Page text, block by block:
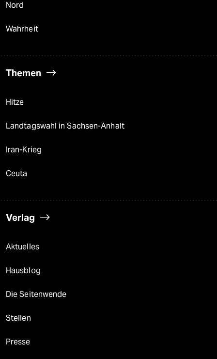
Nord
Wahrheit
Themen
Hitze
Landtagswahl in Sachsen-Anhalt
Iran-Krieg
Ceuta
Verlag
Aktuelles
Hausblog
Die Seitenwende
Stellen
Presse